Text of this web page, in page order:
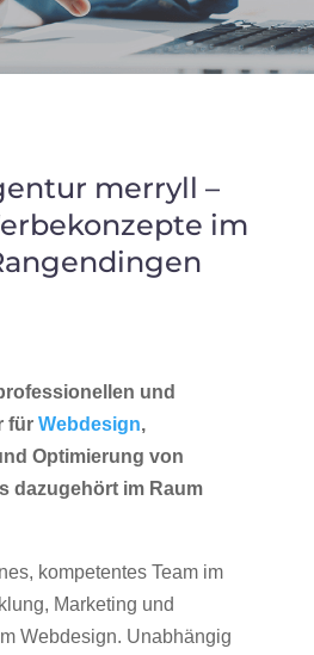
merryll –
im
und
für Webdesign,
Optimierung von
dazugehört im Raum
kompetentes Team im
Marketing und
Webdesign. Unabhängig